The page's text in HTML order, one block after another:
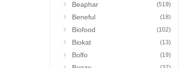
Beaphar (519)
Beneful (18)
Biofood (102)
Biokat (13)
Bolfo (19)